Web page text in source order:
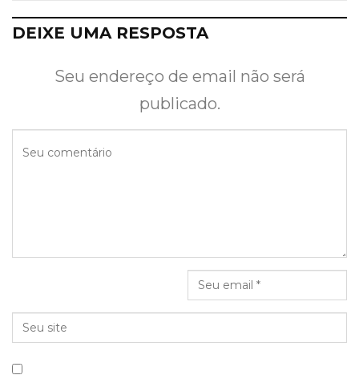
DEIXE UMA RESPOSTA
Seu endereço de email não será
publicado.